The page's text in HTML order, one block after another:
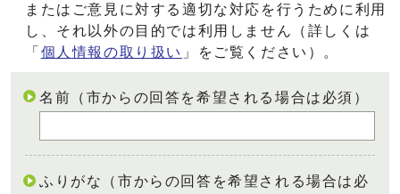
またはご意見に対する適切な対応を行うために利用
し、それ以外の目的では利用しません（詳しくは
「 個人情報の取り扱い 」をご覧ください）。
名前（市からの回答を希望される場合は必須）
ふりがな（市からの回答を希望される場合は必